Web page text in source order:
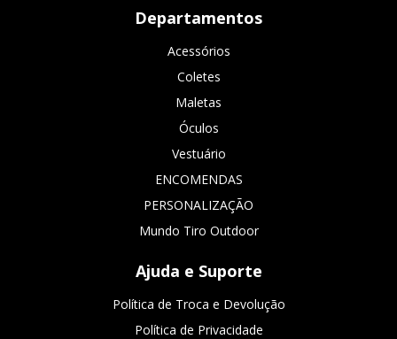
Departamentos
Acessórios
Coletes
Maletas
Óculos
Vestuário
ENCOMENDAS
PERSONALIZAÇÃO
Mundo Tiro Outdoor
Ajuda e Suporte
Política de Troca e Devolução
Política de Privacidade